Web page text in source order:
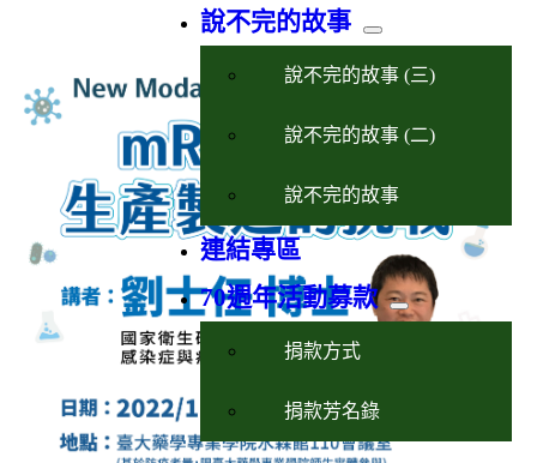
說不完的故事
說不完的故事 (三)
說不完的故事 (二)
說不完的故事
連結專區
70週年活動募款
捐款方式
捐款芳名錄